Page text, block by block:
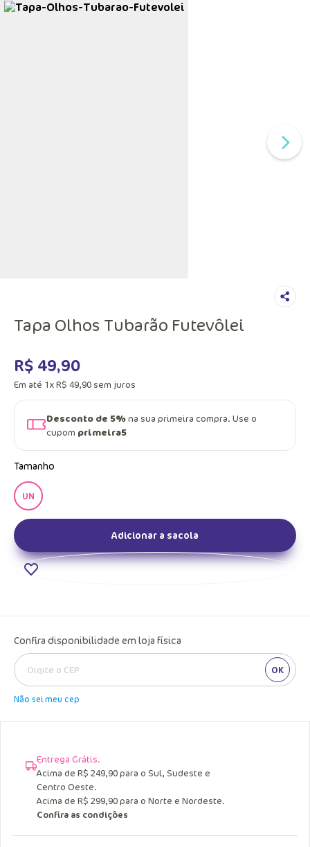
Tapa Olhos Tubarão Futevôlei
R$ 49,90
Em até 1xR$ 49,90 sem juros
Desconto de 5%na sua primeira compra. Use o
cupom primeira5
Tamanho
UN
Adicionar a sacola
Confira disponibilidade em loja física
OK
Não sei meu cep
Entrega Grátis.
Acima de R$ 249,90 para o Sul, Sudeste e
Centro Oeste.
Acima de R$ 299,90 para o Norte e Nordeste.
Confira as condições